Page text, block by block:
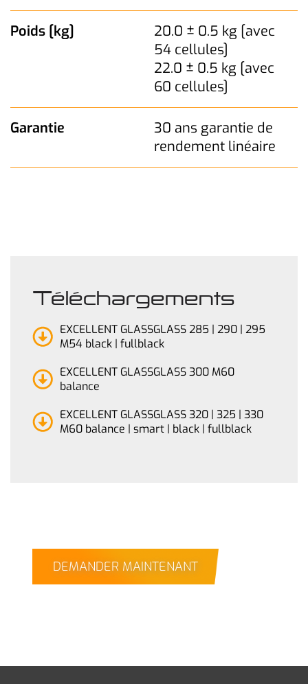
Poids [kg]
20.0 ± 0.5 kg [avec
54 cellules]
22.0 ± 0.5 kg [avec
60 cellules]
Garantie
30 ans garantie de
rendement linéaire
Téléchargements
EXCELLENT GLASSGLASS 285 | 290 | 295
M54 black | fullblack
EXCELLENT GLASSGLASS 300 M60
balance
EXCELLENT GLASSGLASS 320 | 325 | 330
M60 balance | smart | black | fullblack
DEMANDER MAINTENANT